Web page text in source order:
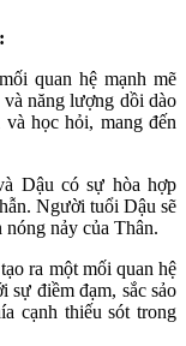
quan hệ mạnh mẽ
năng lượng dồi dào
học hỏi, mang đến
Dậu có sự hòa hợp
Người tuổi Dậu sẽ
nảy của Thân.
ra một mối quan hệ
sự điềm đạm, sắc sảo
cạnh thiếu sót trong